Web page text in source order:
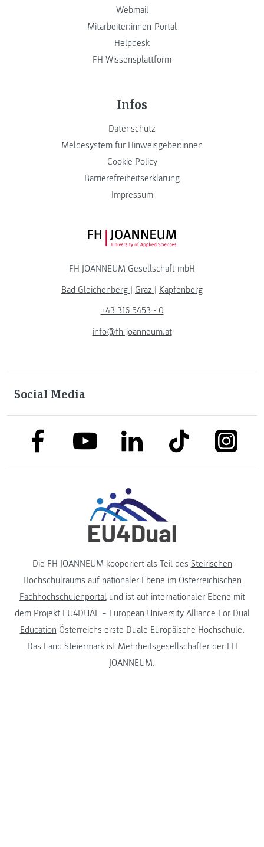
Webmail
Mitarbeiter:innen-Portal
Helpdesk
FH Wissensplattform
Infos
Datenschutz
Meldesystem für Hinweisgeber:innen
Cookie Policy
Barrierefreiheitserklärung
Impressum
FH JOANNEUM Logo
FH JOANNEUM Gesellschaft mbH
Bad Gleichenberg | Graz | Kapfenberg
+43 316 5453 - 0
info@fh-joanneum.at
Social Media
link to facebooklink to youtubelink to linkedinlink to tiktok link to
Die FH JOANNEUM kooperiert als Teil des Steirischen
Hochschulraums auf nationaler Ebene im Österreichischen
Fachhochschulenportalund ist auf internationaler Ebene mit
dem Projekt EU4DUAL – European University Alliance For Dual
Education Österreichs erste Duale Europäische Hochschule.
Das Land Steiermarkist Mehrheitsgesellschafter der FH
JOANNEUM.